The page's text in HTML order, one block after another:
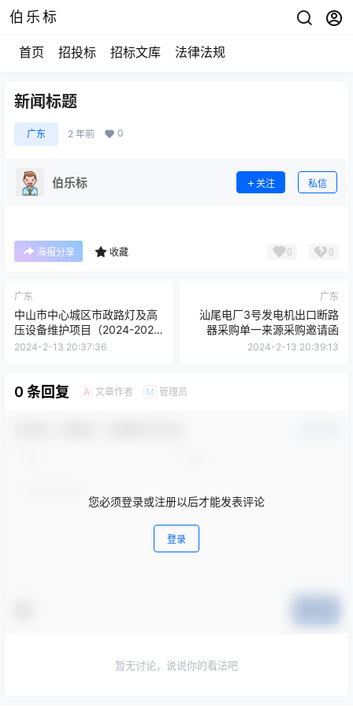
伯乐标
首页 招投标 招标文库 法律法规
新闻标题
广东 2 年前 0
伯乐标 关注 私信
海报分享 收藏 0 0
广东
中山市中心城区市政路灯及高
压设备维护项目（2024-2026
年度）公开招标公告
2024-2-13 20:37:36
广东
汕尾电厂3号发电机出口断路
器采购单一来源采购邀请函
2024-2-13 20:39:13
0 条回复 A 文章作者 M 管理员
您必须登录或注册以后才能发表评论
登录
暂无讨论，说说你的看法吧